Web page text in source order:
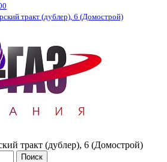
тракт (дублер), 6 (Домострой)
тракт (дублер), 6 (Домострой)
Поиск